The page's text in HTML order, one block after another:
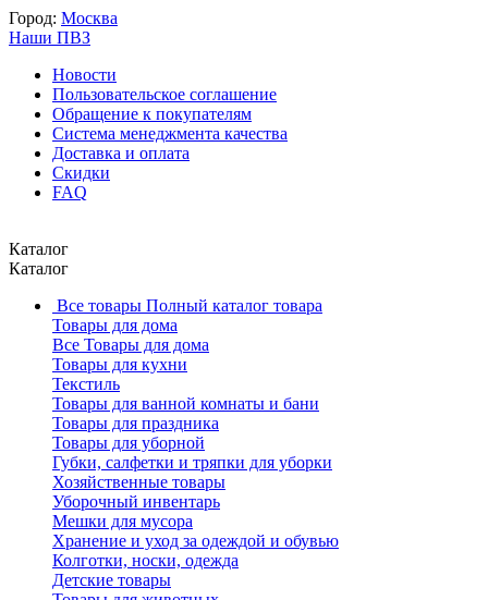
Город: Москва
Наши ПВЗ
Новости
Пользовательское соглашение
Обращение к покупателям
Система менеджмента качества
Доставка и оплата
Скидки
FAQ
Каталог
Каталог
Все товары Полный каталог товара
Товары для дома
Все Товары для дома
Товары для кухни
Текстиль
Товары для ванной комнаты и бани
Товары для праздника
Товары для уборной
Губки, салфетки и тряпки для уборки
Хозяйственные товары
Уборочный инвентарь
Мешки для мусора
Хранение и уход за одеждой и обувью
Колготки, носки, одежда
Детские товары